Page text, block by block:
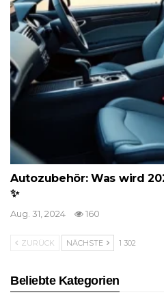
Autozubehör: Was wird
✨
Aug. 31, 2024 160
ZURÜCK NÄCHSTE 1 302
Beliebte Kategorien